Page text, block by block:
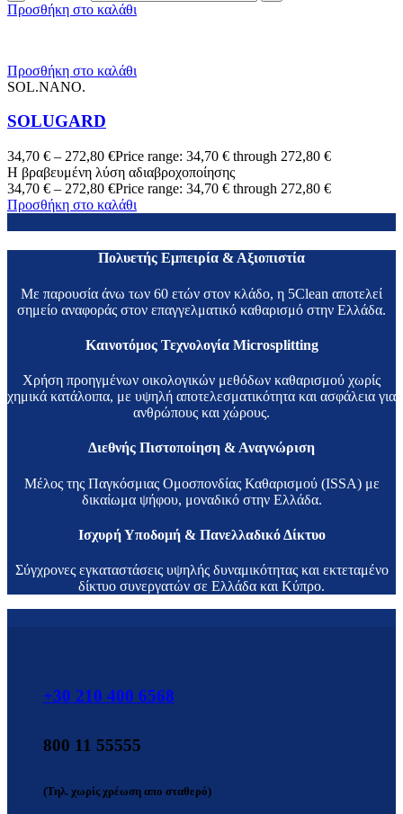
Προσθήκη στο καλάθι
Προσθήκη στο καλάθι
SOL.NANO.
SOLUGARD
34,70 € – 272,80 €Price range: 34,70 € through 272,80 €
Η βραβευμένη λύση αδιαβροχοποίησης
34,70 € – 272,80 €Price range: 34,70 € through 272,80 €
Προσθήκη στο καλάθι
Πολυετής Εμπειρία & Αξιοπιστία
Με παρουσία άνω των 60 ετών στον κλάδο, η 5Clean αποτελεί
σημείο αναφοράς στον επαγγελματικό καθαρισμό στην Ελλάδα.
Καινοτόμος Τεχνολογία Microsplitting
Χρήση προηγμένων οικολογικών μεθόδων καθαρισμού χωρίς
χημικά κατάλοιπα, με υψηλή αποτελεσματικότητα και ασφάλεια για
ανθρώπους και χώρους.
Διεθνής Πιστοποίηση & Αναγνώριση
Μέλος της Παγκόσμιας Ομοσπονδίας Καθαρισμού (ISSA) με
δικαίωμα ψήφου, μοναδικό στην Ελλάδα.
Ισχυρή Υποδομή & Πανελλαδικό Δίκτυο
Σύγχρονες εγκαταστάσεις υψηλής δυναμικότητας και εκτεταμένο
δίκτυο συνεργατών σε Ελλάδα και Κύπρο.
+30 210 400 6568
800 11 55555
(Τηλ. χωρίς χρέωση απο σταθερό)